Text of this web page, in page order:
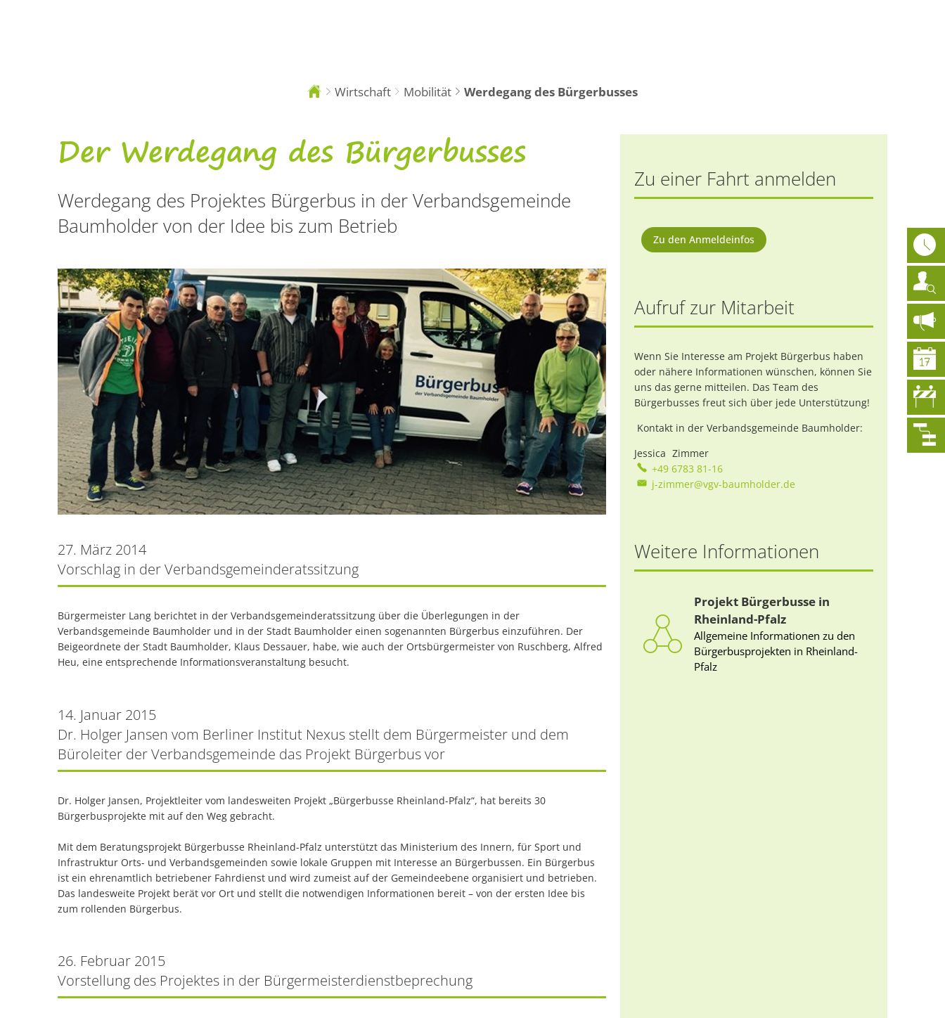
Sie
Wirtschaft Mobilität Werdegang des Bürgerbusses
Werdegang
Bürgerbusses
Der Werdegang des Bürgerbusses
Werdegang des Projektes Bürgerbus in der Verbandsgemeinde
Baumholder von der Idee bis zum Betrieb
27. März 2014
Vorschlag in der Verbandsgemeinderatssitzung
Bürgermeister Lang berichtet in der Verbandsgemeinderatssitzung über die Überlegungen in der
Verbandsgemeinde Baumholder und in der Stadt Baumholder einen sogenannten Bürgerbus einzuführen. Der
Beigeordnete der Stadt Baumholder, Klaus Dessauer, habe, wie auch der Ortsbürgermeister von Ruschberg, Alfred
Heu, eine entsprechende Informationsveranstaltung besucht.
14. Januar 2015
Dr. Holger Jansen vom Berliner Institut Nexus stellt dem Bürgermeister und dem
Büroleiter der Verbandsgemeinde das Projekt Bürgerbus vor
Dr. Holger Jansen, Projektleiter vom landesweiten Projekt „Bürgerbusse Rheinland-Pfalz“, hat bereits 30
Bürgerbusprojekte mit auf den Weg gebracht.
Mit dem Beratungsprojekt Bürgerbusse Rheinland-Pfalz unterstützt das Ministerium des Innern, für Sport und
Infrastruktur Orts- und Verbandsgemeinden sowie lokale Gruppen mit Interesse an Bürgerbussen. Ein Bürgerbus
ist ein ehrenamtlich betriebener Fahrdienst und wird zumeist auf der Gemeindeebene organisiert und betrieben.
Das landesweite Projekt berät vor Ort und stellt die notwendigen Informationen bereit – von der ersten Idee bis
zum rollenden Bürgerbus.
26. Februar 2015
Vorstellung des Projektes in der Bürgermeisterdienstbeprechung
Zu einer Fahrt anmelden
Zu den Anmeldeinfos
Aufruf zur Mitarbeit
Wenn Sie Interesse am Projekt Bürgerbus haben
oder nähere Informationen wünschen, können Sie
uns das gerne mitteilen. Das Team des
Bürgerbusses freut sich über jede Unterstützung!
Kontakt in der Verbandsgemeinde Baumholder:
Jessica Zimmer
+49 6783 81-16
j-zimmer@vgv-baumholder.de
Weitere Informationen
Projekt Bürgerbusse in
Rheinland-Pfalz
Allgemeine Informationen zu den
Bürgerbusprojekten in Rheinland-
Pfalz